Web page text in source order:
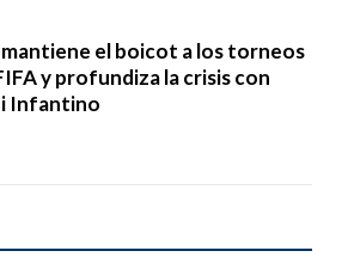
mantiene el boicot a los torneos
y profundiza la crisis con
Infantino